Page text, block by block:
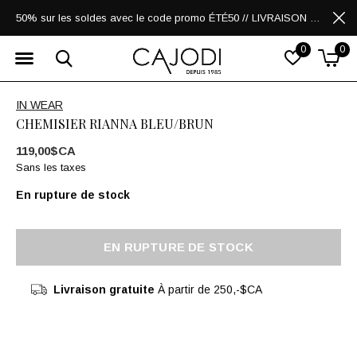
0 0
50% sur les soldes avec le code promo ÉTÉ50 // LIVRAISON GRATUITE POUR LES ACHATS DE 250$ ET PLUS
IN WEAR
CHEMISIER RIANNA BLEU/BRUN
119,00$CA
Sans les taxes
En rupture de stock
EN RUPTURE DE STOCK
Livraison gratuite À partir de 250,-$CA